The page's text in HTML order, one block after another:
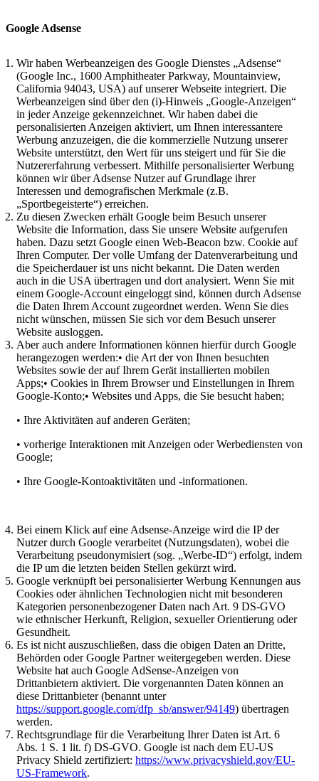
Google Adsense
Wir haben Werbeanzeigen des Google Dienstes „Adsense“
(Google Inc., 1600 Amphitheater Parkway, Mountainview,
California 94043, USA) auf unserer Webseite integriert. Die
Werbeanzeigen sind über den (i)-Hinweis „Google-Anzeigen“
in jeder Anzeige gekennzeichnet. Wir haben dabei die
personalisierten Anzeigen aktiviert, um Ihnen interessantere
Werbung anzuzeigen, die die kommerzielle Nutzung unserer
Website unterstützt, den Wert für uns steigert und für Sie die
Nutzererfahrung verbessert. Mithilfe personalisierter Werbung
können wir über Adsense Nutzer auf Grundlage ihrer
Interessen und demografischen Merkmale (z.B.
„Sportbegeisterte“) erreichen.
Zu diesen Zwecken erhält Google beim Besuch unserer
Website die Information, dass Sie unsere Website aufgerufen
haben. Dazu setzt Google einen Web-Beacon bzw. Cookie auf
Ihren Computer. Der volle Umfang der Datenverarbeitung und
die Speicherdauer ist uns nicht bekannt. Die Daten werden
auch in die USA übertragen und dort analysiert. Wenn Sie mit
einem Google-Account eingeloggt sind, können durch Adsense
die Daten Ihrem Account zugeordnet werden. Wenn Sie dies
nicht wünschen, müssen Sie sich vor dem Besuch unserer
Website ausloggen.
Aber auch andere Informationen können hierfür durch Google
herangezogen werden:• die Art der von Ihnen besuchten
Websites sowie der auf Ihrem Gerät installierten mobilen
Apps;• Cookies in Ihrem Browser und Einstellungen in Ihrem
Google-Konto;• Websites und Apps, die Sie besucht haben;
• Ihre Aktivitäten auf anderen Geräten;
• vorherige Interaktionen mit Anzeigen oder Werbediensten von
Google;
• Ihre Google-Kontoaktivitäten und -informationen.
Bei einem Klick auf eine Adsense-Anzeige wird die IP der
Nutzer durch Google verarbeitet (Nutzungsdaten), wobei die
Verarbeitung pseudonymisiert (sog. „Werbe-ID“) erfolgt, indem
die IP um die letzten beiden Stellen gekürzt wird.
Google verknüpft bei personalisierter Werbung Kennungen aus
Cookies oder ähnlichen Technologien nicht mit besonderen
Kategorien personenbezogener Daten nach Art. 9 DS-GVO
wie ethnischer Herkunft, Religion, sexueller Orientierung oder
Gesundheit.
Es ist nicht auszuschließen, dass die obigen Daten an Dritte,
Behörden oder Google Partner weitergegeben werden. Diese
Website hat auch Google AdSense-Anzeigen von
Drittanbietern aktiviert. Die vorgenannten Daten können an
diese Drittanbieter (benannt unter
https://support.google.com/dfp_sb/answer/94149) übertragen
werden.
Rechtsgrundlage für die Verarbeitung Ihrer Daten ist Art. 6
Abs. 1 S. 1 lit. f) DS-GVO. Google ist nach dem EU-US
Privacy Shield zertifiziert: https://www.privacyshield.gov/EU-
US-Framework.